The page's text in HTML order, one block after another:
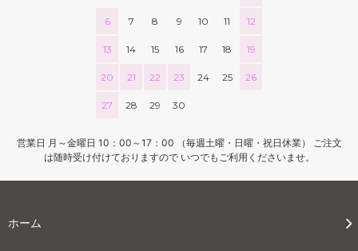
6 7 8 9 10 11 12
13 14 15 16 17 18 19
20 21 22 23 24 25 26
27 28 29 30
営業日 月～金曜日 10：00～17：00 （毎週土曜・日曜・祝日休業） ご注文
は随時受け付けておりますので いつでもご利用くださいませ。
ホーム